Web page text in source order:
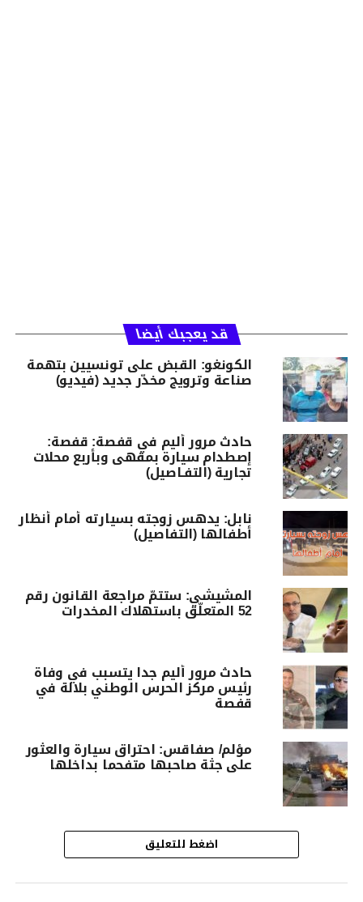
قد يعجبك أيضا
الكونغو: القبض على تونسيين بتهمة
صناعة وترويج مخدّر جديد (فيديو)
حادث مرور أليم في قفصة: قفصة:
إصطدام سيارة بمقهى وبأربع محلات
تجارية (التفـاصيل)
نابل: يدهس زوجته بسيارته أمام أنظار
أطفالها (التفاصيل)
المشيشي: ستتمّ مراجعة القانون رقم
52 المتعلّق باستهلاك المخدرات
حادث مرور أليم جدا يتسبب في وفاة
رئيس مركز الحرس الوطني بلالة في
قفصة
مؤلم/ صفاقس: احتراق سيارة والعثور
على جثة صاحبها متفحما بداخلها
اضغط للتعليق